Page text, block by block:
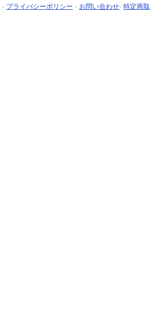
- プライバシーポリシー - お問い合わせ- 特定商